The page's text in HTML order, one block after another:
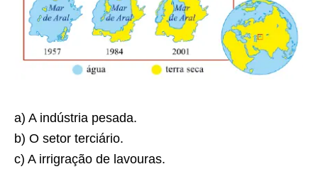
a) A indústria pesada.
b) O setor terciário.
c) A irrigração de lavouras.